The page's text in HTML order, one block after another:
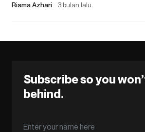
Risma Azhari 3 bulan lalu
Subscribe so you
behind.